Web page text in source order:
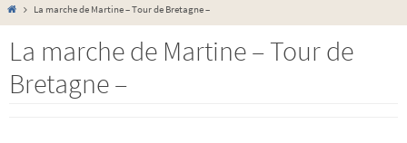
HomeLa marche de Martine – Tour de Bretagne –
La marche de Martine – Tour de
Bretagne –